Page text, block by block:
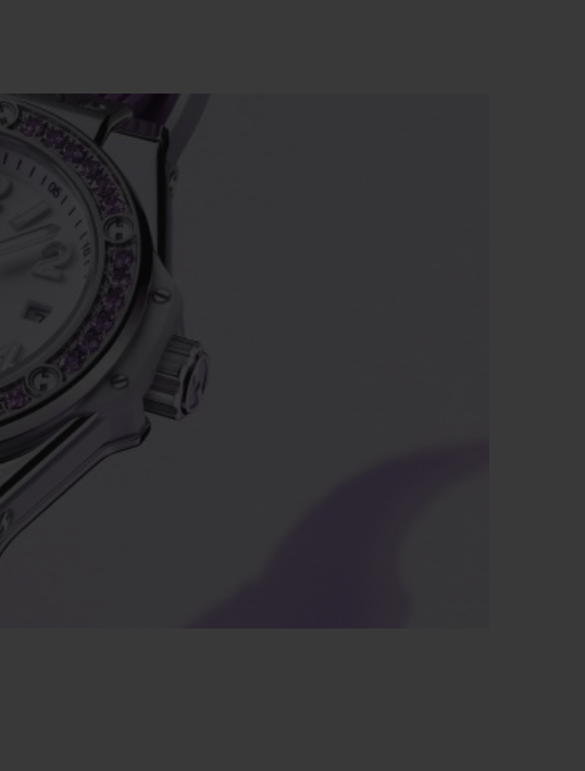
ン
リローデッド オールブラッ
ギフトポーチ
ック検索